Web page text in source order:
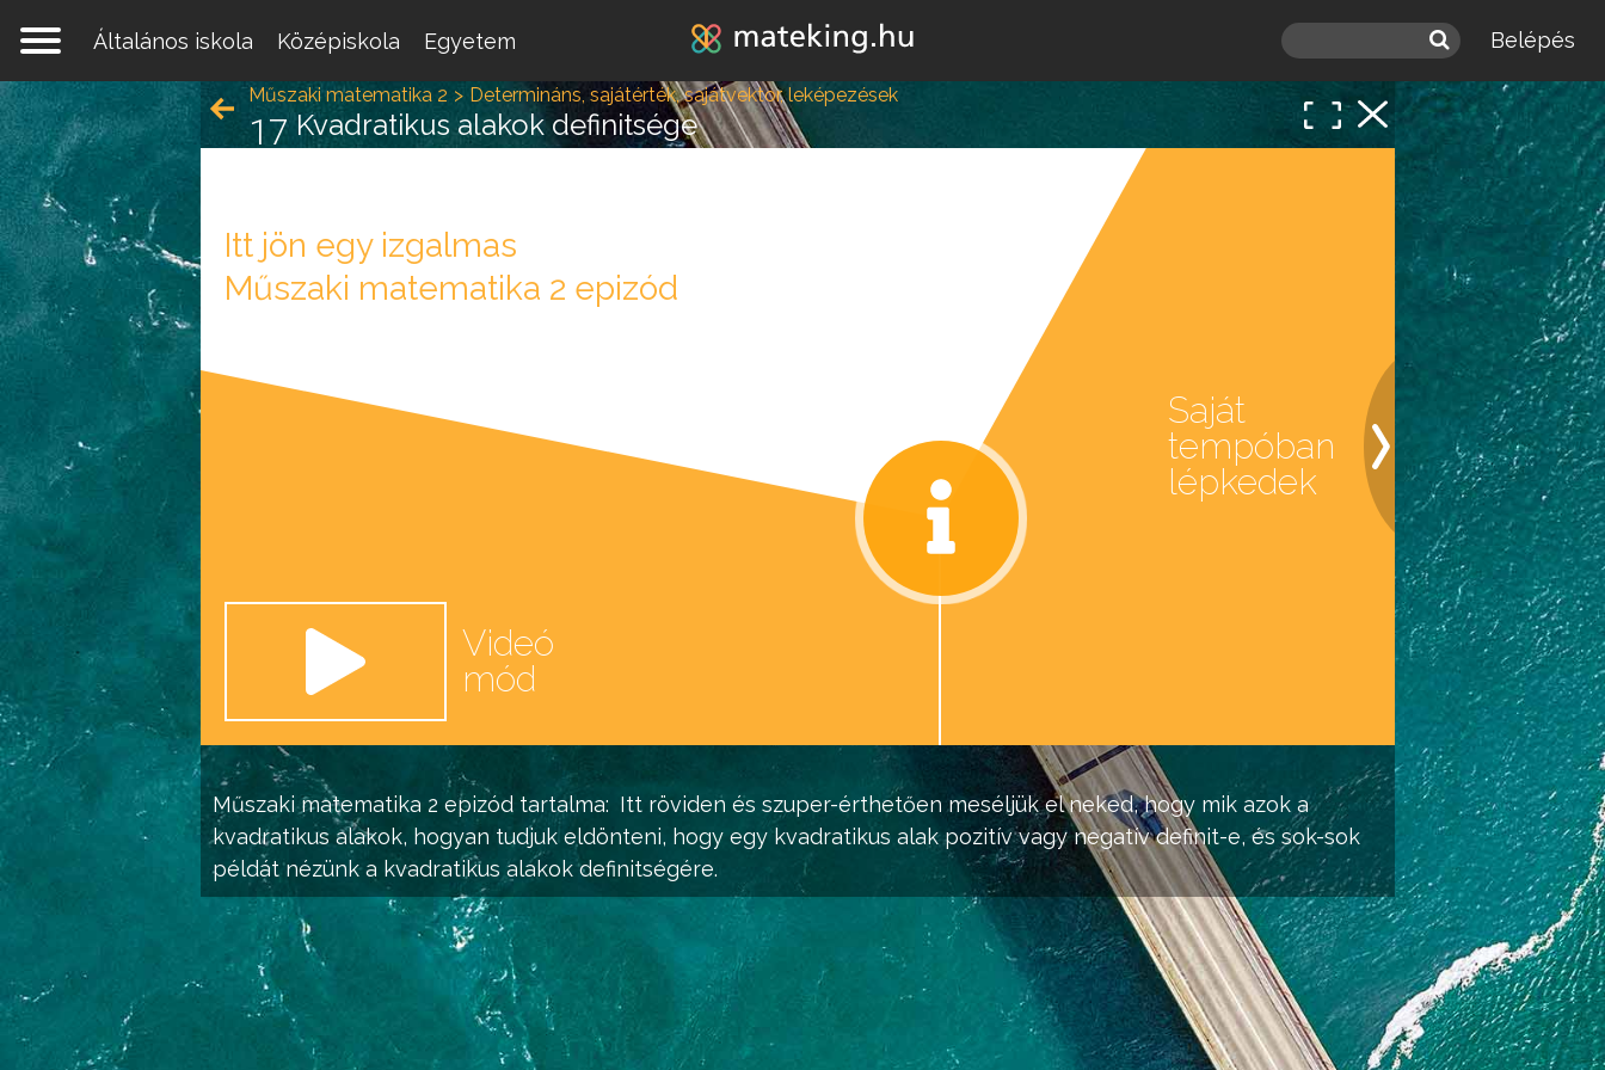
Jump to navigation
Általános iskola
Középiskola Egyetem Belépés
Műszaki matematika 2 epizód tartalma: Itt röviden és szuper-érthetően meséljük el neked, hogy mik azok a
kvadratikus alakok, hogyan tudjuk eldönteni, hogy egy kvadratikus alak pozitív vagy negatív definit-e, és sok-sok
példát nézünk a kvadratikus alakok definitségére.
Műszaki matematika 2 Determináns, sajátérték, sajátvektor, leképezések
Kvadratikus alakok definitsége
17
Itt jön egy izgalmas
Műszaki matematika 2 epizód
Videó
mód
Saját
tempóban
lépkedek
Egy lépésre vagy attól, hogy a
matek melléd álljon és ne eléd.
REGISZTRÁLOK/BELÉPEK